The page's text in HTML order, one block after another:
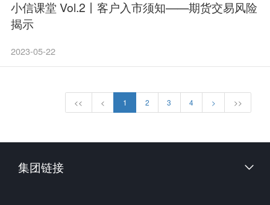
小信课堂 Vol.2丨客户入市须知——期货交易风险
揭示
2023-05-22
<< < 1 2 3 4 > >>
集团链接